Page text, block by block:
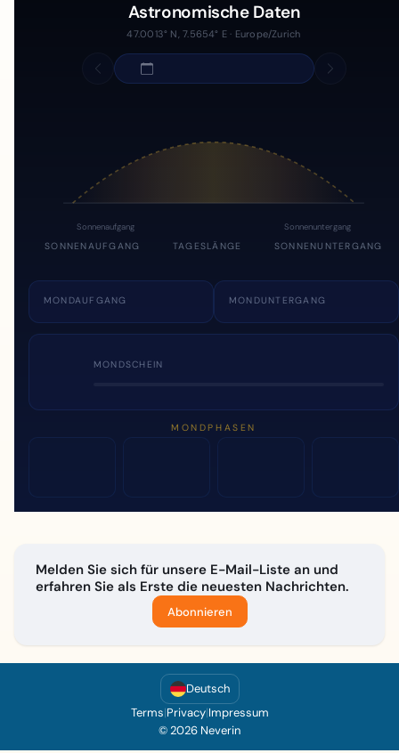
Astronomische Daten
47.0013° N, 7.5654° E · Europe/Zurich
Sonnenaufgang Sonnenuntergang
SONNENAUFGANG TAGESLÄNGE SONNENUNTERGANG
MONDAUFGANG MONDUNTERGANG
MONDSCHEIN
MONDPHASEN
Melden Sie sich für unsere E-Mail-Liste an und
erfahren Sie als Erste die neuesten Nachrichten.
Abonnieren
Deutsch
Terms|Privacy|Impressum
© 2026 Neverin